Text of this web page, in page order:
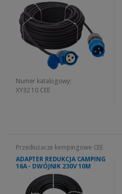
Numer katalogowy:
XY32 10 CEE
Przedłużacze kempingowe CEE
ADAPTER REDUKCJA CAMPING
16A - DWÓJNIK 230V 10M